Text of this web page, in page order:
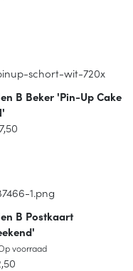
B Beker 'pin-Up Cake
B Postkaart
voorraad
voorraad